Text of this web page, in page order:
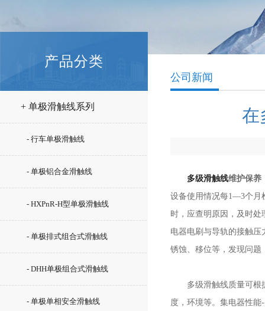
产品分类
+ 单极滑触线系列
- 行车单极滑触线
- 单极铝合金滑触线
- HXPnR-H型单极滑触线
- 单极排式组合式滑触线
- DHH单极组合式滑触线
- 单极单相安全滑触线
公司新闻
在
多级滑触线维护保养
设备使用情况每1—3个月
时，应查明原因，及时
电器电刷与导轨的接触
锈蚀、移位等，发现问题
多级滑触线质量可根据
度，环境等。集电器性